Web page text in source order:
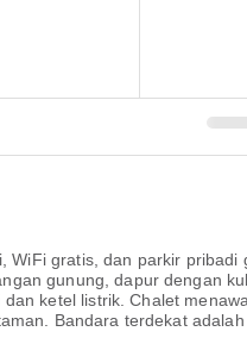
gratis, dan parkir
gunung, dapur dengan
ketel listrik. Chalet
Bandara terdekat